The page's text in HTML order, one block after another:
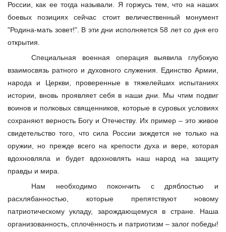
России, как ее тогда называли. Я горжусь тем, что на наших
боевых позициях сейчас стоит величественный монумент
"Родина-мать зовет!". В эти дни исполняется 58 лет со дня его
открытия.
Специальная военная операция выявила глубокую
взаимосвязь ратного и духовного служения. Единство Армии,
народа и Церкви, проверенные в тяжелейших испытаниях
истории, вновь проявляет себя в наши дни. Мы чтим подвиг
воинов и полковых священников, которые в суровых условиях
сохраняют верность Богу и Отечеству. Их пример – это живое
свидетельство того, что сила России зиждется не только на
оружии, но прежде всего на крепости духа и вере, которая
вдохновляла и будет вдохновлять наш народ на защиту
правды и мира.
Нам необходимо покончить с дряблостью и
расхлябанностью, которые препятствуют новому
патриотическому укладу, зарождающемуся в стране. Наша
организованность, сплочённость и патриотизм – залог победы!